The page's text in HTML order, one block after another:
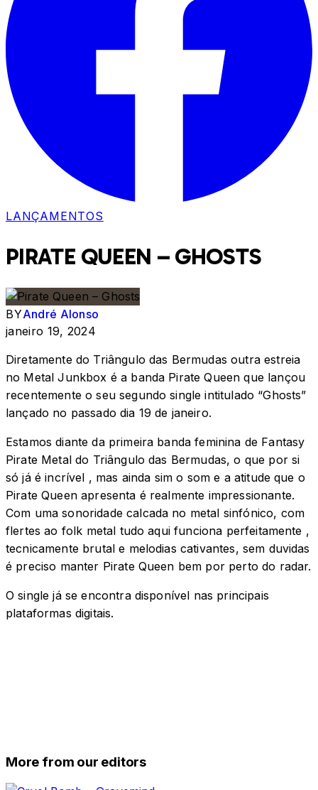
LANÇAMENTOS
PIRATE QUEEN – GHOSTS
BYAndré Alonso
janeiro 19, 2024
Diretamente do Triângulo das Bermudas outra estreia
no Metal Junkbox é a banda Pirate Queen que lançou
recentemente o seu segundo single intitulado “Ghosts”
lançado no passado dia 19 de janeiro.
Estamos diante da primeira banda feminina de Fantasy
Pirate Metal do Triângulo das Bermudas, o que por si
só já é incrível , mas ainda sim o som e a atitude que o
Pirate Queen apresenta é realmente impressionante.
Com uma sonoridade calcada no metal sinfónico, com
flertes ao folk metal tudo aqui funciona perfeitamente ,
tecnicamente brutal e melodias cativantes, sem duvidas
é preciso manter Pirate Queen bem por perto do radar.
O single já se encontra disponível nas principais
plataformas digitais.
More from our editors